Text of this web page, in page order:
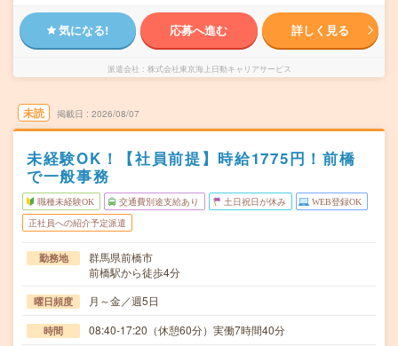
気になる! 応募へ進む 詳しく見る
派遣会社 株式会社東京海上日動キャリアサービス
未読 掲載日 2026/08/07
未経験OK！【社員前提】時給1775円！前橋
で一般事務
職種未経験OK 交通費別途支給あり 土日祝日が休み WEB登録OK
正社員への紹介予定派遣
勤務地
群馬県前橋市
前橋駅から徒歩4分
曜日頻度 月～金／週5日
時間 08:40-17:20（休憩60分）実働7時間40分